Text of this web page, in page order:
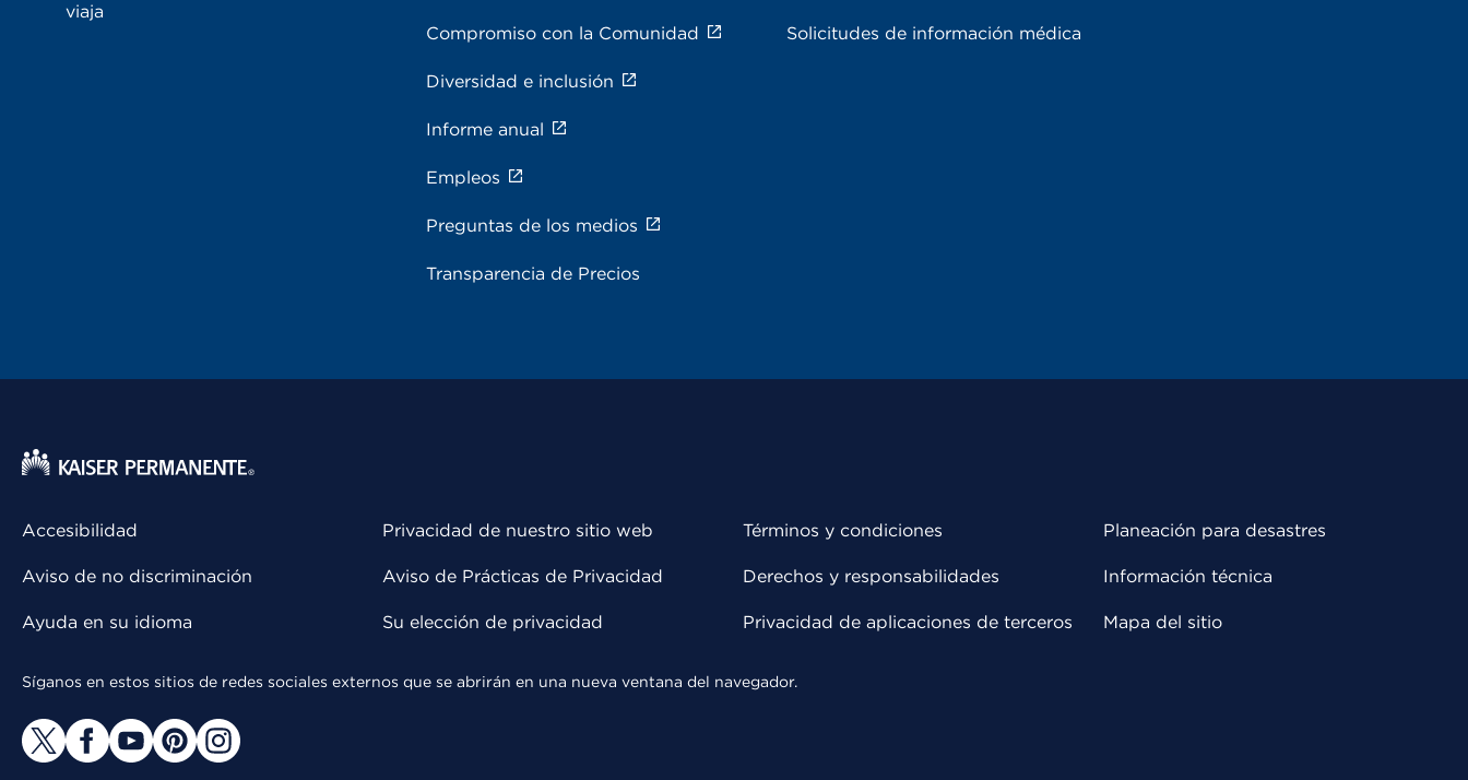
viaja
Compromiso con la Comunidad
Diversidad e inclusión
Informe anual
Empleos
Preguntas de los medios
Transparencia de Precios
Solicitudes de información médica
Accesibilidad
Aviso de no discriminación
Ayuda en su idioma
Privacidad de nuestro sitio web
Aviso de Prácticas de Privacidad
Su elección de privacidad
Términos y condiciones
Derechos y responsabilidades
Privacidad de aplicaciones de terceros
Planeación para desastres
Información técnica
Mapa del sitio
Síganos en estos sitios de redes sociales externos que se abrirán en una nueva ventana del navegador.